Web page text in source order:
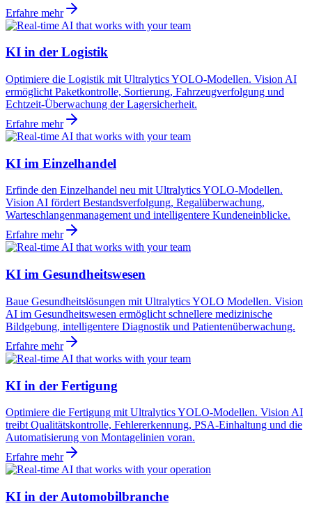
Erfahre mehr
KI in der Logistik
Optimiere die Logistik mit Ultralytics YOLO-Modellen. Vision AI
ermöglicht Paketkontrolle, Sortierung, Fahrzeugverfolgung und
Echtzeit-Überwachung der Lagersicherheit.
Erfahre mehr
KI im Einzelhandel
Erfinde den Einzelhandel neu mit Ultralytics YOLO-Modellen.
Vision AI fördert Bestandsverfolgung, Regalüberwachung,
Warteschlangenmanagement und intelligentere Kundeneinblicke.
Erfahre mehr
KI im Gesundheitswesen
Baue Gesundheitslösungen mit Ultralytics YOLO Modellen. Vision
AI im Gesundheitswesen ermöglicht schnellere medizinische
Bildgebung, intelligentere Diagnostik und Patientenüberwachung.
Erfahre mehr
KI in der Fertigung
Optimiere die Fertigung mit Ultralytics YOLO-Modellen. Vision AI
treibt Qualitätskontrolle, Fehlererkennung, PSA-Einhaltung und die
Automatisierung von Montagelinien voran.
Erfahre mehr
KI in der Automobilbranche